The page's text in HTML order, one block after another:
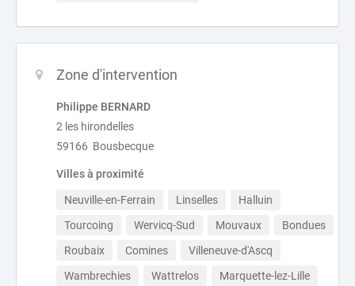
Zone d'intervention
Philippe BERNARD
2 les hirondelles
59166 Bousbecque
Villes à proximité
Neuville-en-Ferrain Linselles
Halluin
Tourcoing
Wervicq-Sud Mouvaux
Bondues
Roubaix
Comines
Villeneuve-d'Ascq
Wambrechies
Wattrelos
Marquette-lez-Lille